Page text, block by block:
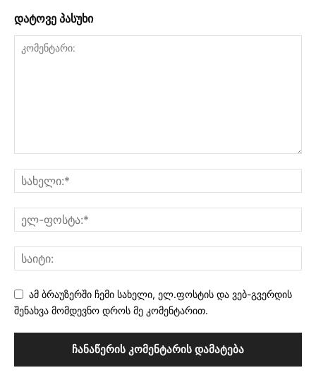
დატოვე პასუხი
ამ ბრაუზერში ჩემი სახელი, ელ.ფოსტის და ვებ-გვერდის
შენახვა მომდევნო დროს მე კომენტარით.